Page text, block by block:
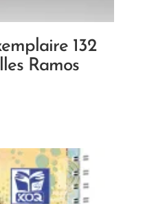
132
Ramos